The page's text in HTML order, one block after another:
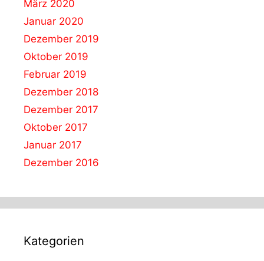
März 2020
Januar 2020
Dezember 2019
Oktober 2019
Februar 2019
Dezember 2018
Dezember 2017
Oktober 2017
Januar 2017
Dezember 2016
Kategorien